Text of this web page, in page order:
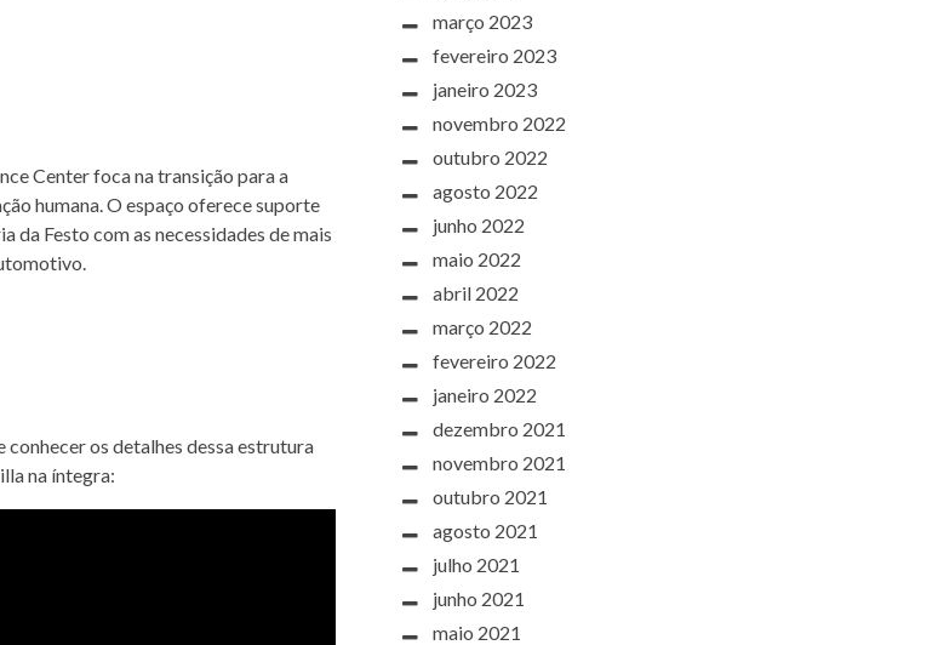
Center foca na transição para a
humana. O espaço oferece suporte
da Festo com as necessidades de mais
os detalhes dessa estrutura
na íntegra:
março 2023
fevereiro 2023
janeiro 2023
novembro 2022
outubro 2022
agosto 2022
junho 2022
maio 2022
abril 2022
março 2022
fevereiro 2022
janeiro 2022
dezembro 2021
novembro 2021
outubro 2021
agosto 2021
julho 2021
junho 2021
maio 2021